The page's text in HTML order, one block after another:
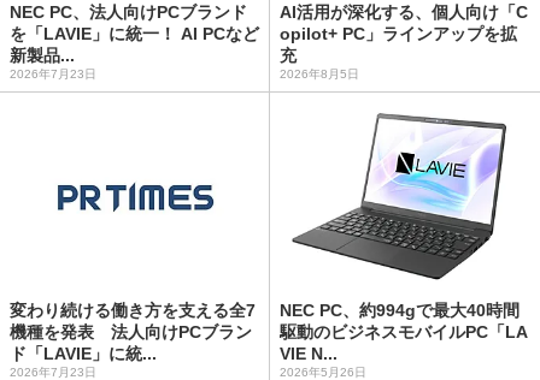
NEC PC、法人向けPCブランド
を「LAVIE」に統一！ AI PCなど
新製品...
2026年7月23日
AI活用が深化する、個人向け「C
opilot+ PC」ラインアップを拡
充
2026年8月5日
変わり続ける働き方を支える全7
機種を発表 法人向けPCブラン
ド「LAVIE」に統...
2026年7月23日
NEC PC、約994gで最大40時間
駆動のビジネスモバイルPC「LA
VIE N...
2026年5月26日